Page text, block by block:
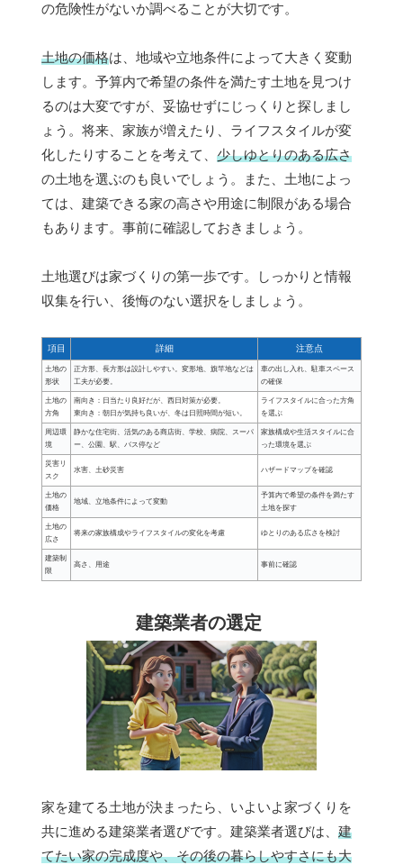
の危険性がないか調べることが大切です。
土地の価格は、地域や立地条件によって大きく変動
します。予算内で希望の条件を満たす土地を見つけ
るのは大変ですが、妥協せずにじっくりと探しまし
ょう。将来、家族が増えたり、ライフスタイルが変
化したりすることを考えて、 少しゆとりのある広さ
の土地を選ぶのも良いでしょう。また、土地によっ
ては、建築できる家の高さや用途に制限がある場合
もあります。事前に確認しておきましょう。
土地選びは家づくりの第一歩です。しっかりと情報
収集を行い、後悔のない選択をしましょう。
項目 詳細 注意点
土地の
形状
正方形、長方形は設計しやすい。変形地、旗竿地などは
工夫が必要。
車の出し入れ、駐車スペース
の確保
土地の
方角
南向き：日当たり良好だが、西日対策が必要。
東向き：朝日が気持ち良いが、冬は日照時間が短い。
ライフスタイルに合った方角
を選ぶ
周辺環
境
静かな住宅街、活気のある商店街、学校、病院、スーパ
ー、公園、駅、バス停など
家族構成や生活スタイルに合
った環境を選ぶ
災害リ
スク
水害、土砂災害 ハザードマップを確認
土地の
価格
地域、立地条件によって変動
予算内で希望の条件を満たす
土地を探す
土地の
広さ
将来の家族構成やライフスタイルの変化を考慮 ゆとりのある広さを検討
建築制
限
高さ、用途 事前に確認
建築業者の選定
家を建てる土地が決まったら、いよいよ家づくりを
共に進める建築業者選びです。建築業者選びは、 建
てたい家の完成度や、その後の暮らしやすさにも大